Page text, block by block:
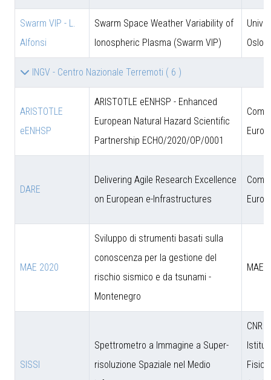
Swarm VIP - L.
Alfonsi
Swarm Space Weather Variability of
Ionospheric Plasma (Swarm VIP)
Oslo
INGV - Centro Nazionale Terremoti ( 6 )
ARISTOTLE
eENHSP
ARISTOTLE eENHSP - Enhanced
European Natural Hazard Scientific
Partnership ECHO/2020/OP/0001
DARE
Delivering Agile Research Excellence
on European e-Infrastructures
MAE 2020
Sviluppo di strumenti basati sulla
conoscenza per la gestione del
rischio sismico e da tsunami -
Montenegro
MAE
SISSI
Spettrometro a Immagine a Super-
risoluzione Spaziale nel Medio
CNR -
Fisica